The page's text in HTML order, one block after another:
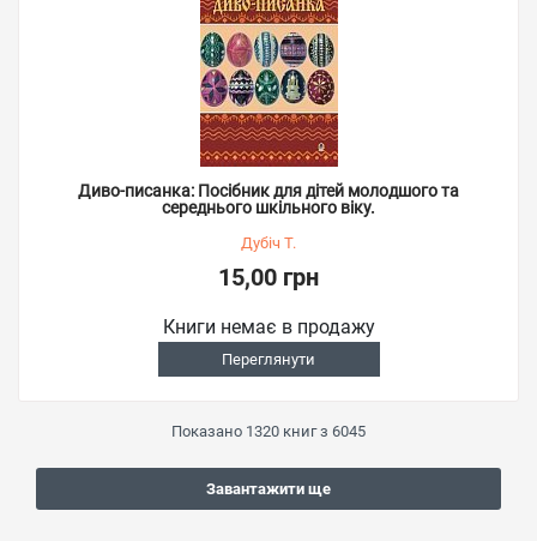
Диво-писанка: Посібник для дітей молодшого та
середнього шкільного віку.
Дубіч Т.
15,00 грн
Книги немає в продажу
Переглянути
Показано 1320 книг з 6045
Завантажити ще